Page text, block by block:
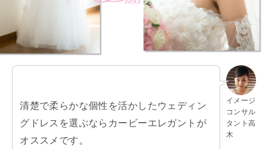
イメージ
コンサル
タント高
木
清楚で柔らかな個性を活かしたウェディン
グドレスを選ぶならカービーエレガントが
オススメです。